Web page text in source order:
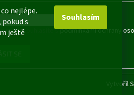
nejlépe.
s
ještě
Souhlasím
mailu souhlasíte spodmínkami ochrany
Vytvořil